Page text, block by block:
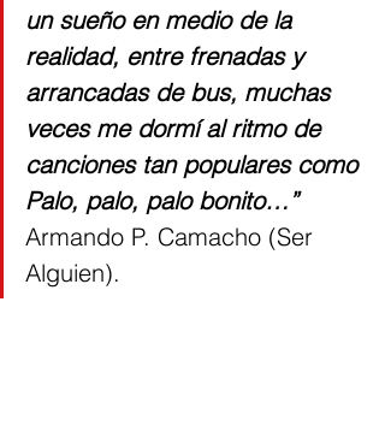
un sueño en medio de la
realidad, entre frenadas y
arrancadas de bus, muchas
veces me dormí al ritmo de
canciones tan populares como
Palo, palo, palo bonito…”
Armando P. Camacho (Ser
Alguien).